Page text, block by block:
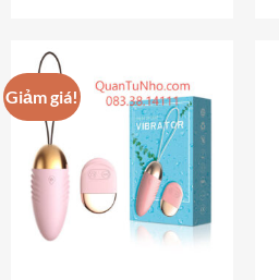
Giảm giá!